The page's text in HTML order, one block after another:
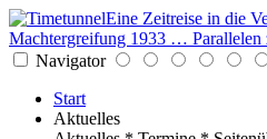
Eine Zeitreise in die
Machtergreifung 1933 … Parallelen
Navigator
Start
Aktuelles